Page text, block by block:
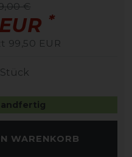
€
*
99,50 EUR
Stück
WARENKORB